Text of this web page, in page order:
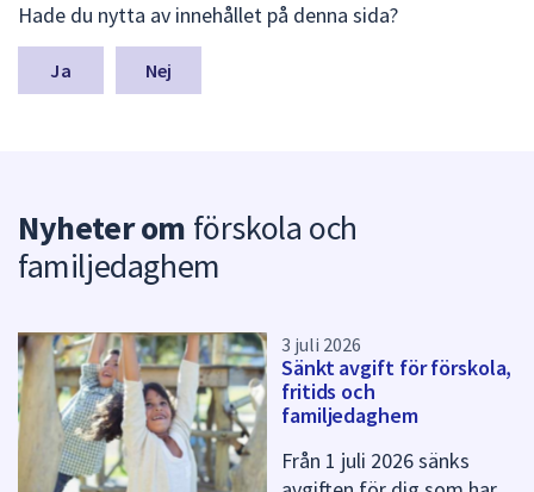
ä
m
a
u
n
k
r
f
ö
r
d
Hade du nytta av innehållet på denna sida?
Nej
Nyheter om förskola och
familjedaghem
3 juli 2026
Sänkt avgift för förskola,
fritids och
familjedaghem
Från 1 juli 2026 sänks